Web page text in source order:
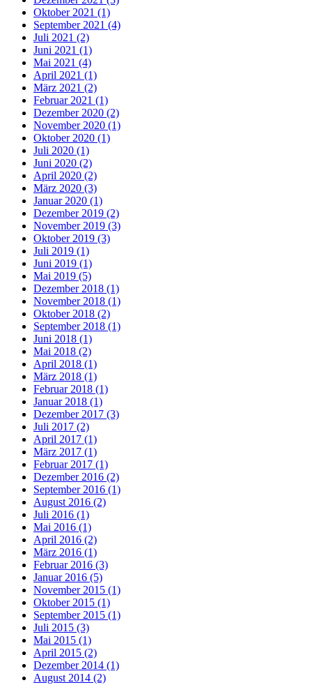
Oktober 2021 (1)
September 2021 (4)
Juli 2021 (2)
Juni 2021 (1)
Mai 2021 (4)
April 2021 (1)
März 2021 (2)
Februar 2021 (1)
Dezember 2020 (2)
November 2020 (1)
Oktober 2020 (1)
Juli 2020 (1)
Juni 2020 (2)
April 2020 (2)
März 2020 (3)
Januar 2020 (1)
Dezember 2019 (2)
November 2019 (3)
Oktober 2019 (3)
Juli 2019 (1)
Juni 2019 (1)
Mai 2019 (5)
Dezember 2018 (1)
November 2018 (1)
Oktober 2018 (2)
September 2018 (1)
Juni 2018 (1)
Mai 2018 (2)
April 2018 (1)
März 2018 (1)
Februar 2018 (1)
Januar 2018 (1)
Dezember 2017 (3)
Juli 2017 (2)
April 2017 (1)
März 2017 (1)
Februar 2017 (1)
Dezember 2016 (2)
September 2016 (1)
August 2016 (2)
Juli 2016 (1)
Mai 2016 (1)
April 2016 (2)
März 2016 (1)
Februar 2016 (3)
Januar 2016 (5)
November 2015 (1)
Oktober 2015 (1)
September 2015 (1)
Juli 2015 (3)
Mai 2015 (1)
April 2015 (2)
Dezember 2014 (1)
August 2014 (2)